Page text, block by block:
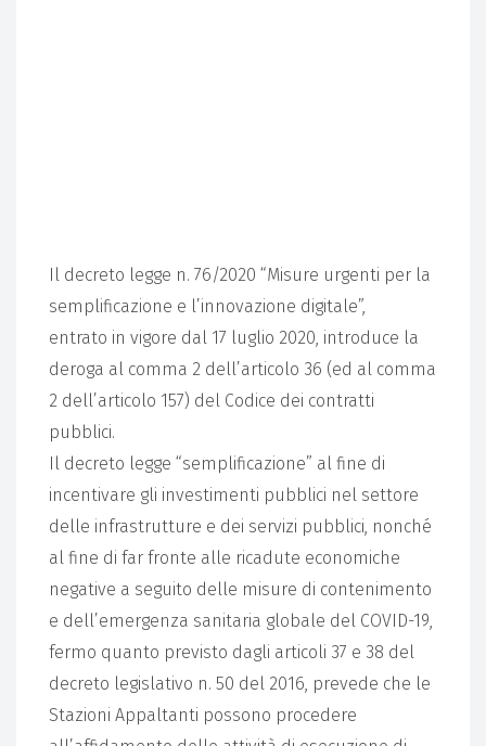
Il decreto legge n. 76/2020 “Misure urgenti per la
semplificazione e l’innovazione digitale”,
entrato in vigore dal 17 luglio 2020, introduce la
deroga al comma 2 dell’articolo 36 (ed al comma
2 dell’articolo 157) del Codice dei contratti
pubblici.
Il decreto legge “semplificazione” al fine di
incentivare gli investimenti pubblici nel settore
delle infrastrutture e dei servizi pubblici, nonché
al fine di far fronte alle ricadute economiche
negative a seguito delle misure di contenimento
e dell’emergenza sanitaria globale del COVID-19,
fermo quanto previsto dagli articoli 37 e 38 del
decreto legislativo n. 50 del 2016, prevede che le
Stazioni Appaltanti possono procedere